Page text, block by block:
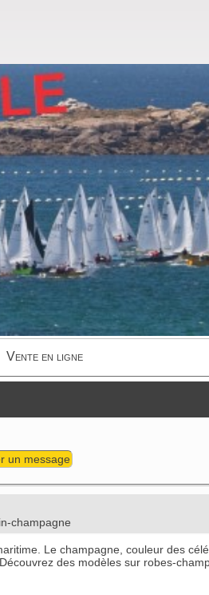
Vente en ligne
un message
champagne
Le champagne, couleur des
des modèles sur robes-